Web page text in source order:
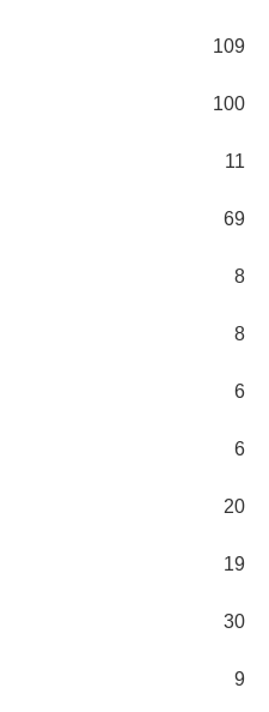
109
100
11
69
8
8
6
6
20
19
30
9